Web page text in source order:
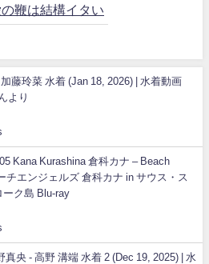
鞭は結構イタい
藤玲菜 水着 (Jan 18, 2026) | 水着動画
より
Kana Kurashina 倉科カナ – Beach
チエンジェルズ 倉科カナ in サウス・ス
ーク島 Blu-ray
真央 - 高野 溝端 水着 2 (Dec 19, 2025) | 水